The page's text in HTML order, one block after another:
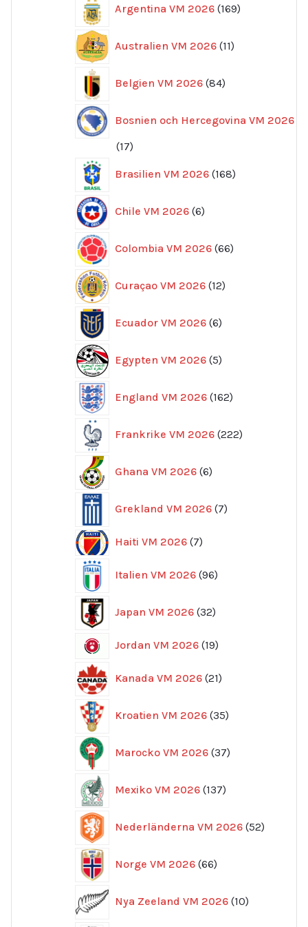
Argentina VM 2026 169
produkter
Australien VM 2026 11
produkter
Belgien VM 2026 84
produkter
Bosnien och Hercegovina VM 2026
1717
Brasilien VM 2026 168
produkter
Chile VM 2026 6
produkter
Colombia VM 2026 66
produkter
Curaçao VM 2026 12
produkter
Ecuador VM 2026 6
produkter
Egypten VM 2026 5
produkter
England VM 2026 162
produkter
Frankrike VM 2026 222
produkter
Ghana VM 2026 6
produkter
Grekland VM 2026 7
produkter
Haiti VM 2026 77
Italien VM 2026 96
produkter
Japan VM 2026 32
produkter
Jordan VM 2026 1919
Kanada VM 2026 21
produkter
Kroatien VM 2026 35
produkter
Marocko VM 2026 37
produkter
Mexiko VM 2026 137
produkter
Nederländerna VM 2026 52
Norge VM 2026 66
produkter
Nya Zeeland VM 2026 10
produkter